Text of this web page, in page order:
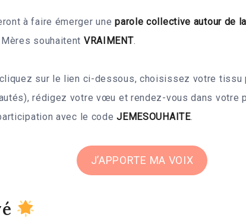
à faire émerger uneparole collective autour de
souhaitent VRAIMENT.
sur le lien ci-dessous, choisissez votre tissu
rédigez votre vœu et rendez-vous dans votre
avec le codeJEMESOUHAITE.
J’APPORTE MA VOIX